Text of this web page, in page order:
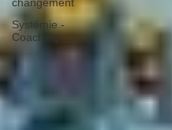
Systémie -
Coaching